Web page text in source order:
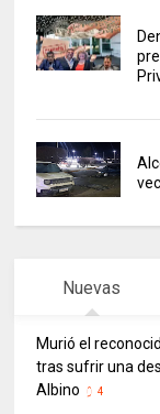
Nuevas
Murió el
tras sufrir una
Albino
4